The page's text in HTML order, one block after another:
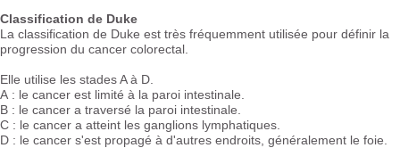
Classification de Duke
La classification de Duke est très fréquemment utilisée pour définir la
progression du cancer colorectal.
Elle utilise les stades A à D.
A : le cancer est limité à la paroi intestinale.
B : le cancer a traversé la paroi intestinale.
C : le cancer a atteint les ganglions lymphatiques.
D : le cancer s'est propagé à d'autres endroits, généralement le foie.